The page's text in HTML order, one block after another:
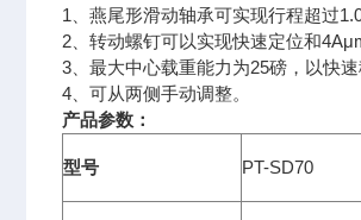
1、燕尾形滑动轴承可实现行程超过
2、转动螺钉可以实现快速定位和
3、最大中心载重能力为25磅，以快
4、可从两侧手动调整。
产品参数：
型号 PT-SD70